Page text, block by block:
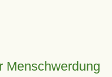
Menschwerdung